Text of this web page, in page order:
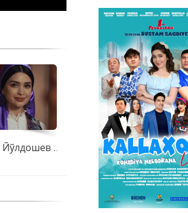
Абдурашид Йўлдошев \Рўмолда гўзалсан\